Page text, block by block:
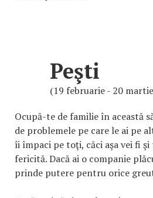
Peşti
(19 februarie - 20
Ocupă-te de familie în această
de problemele pe care le ai pe
îi împaci pe toţi, căci aşa vei fi
fericită. Dacă ai o companie
prinde putere pentru orice